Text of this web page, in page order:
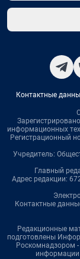
Контактные
информационных
Регистрационный
Учредитель:
Главный
Адрес редакции:
Контактные
Редакционные
подготовлены
Роскомнадзором -